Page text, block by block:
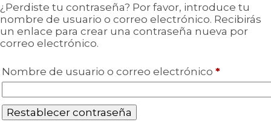
¿Perdiste tu contraseña? Por favor, introduce tu
nombre de usuario o correo electrónico. Recibirás
un enlace para crear una contraseña nueva por
correo electrónico.
Nombre de usuario o correo electrónico *
Restablecer contraseña